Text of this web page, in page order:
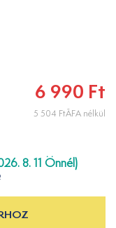
6 990 Ft
5 504 FtÁFA nélkül
8. 11 Önnél)